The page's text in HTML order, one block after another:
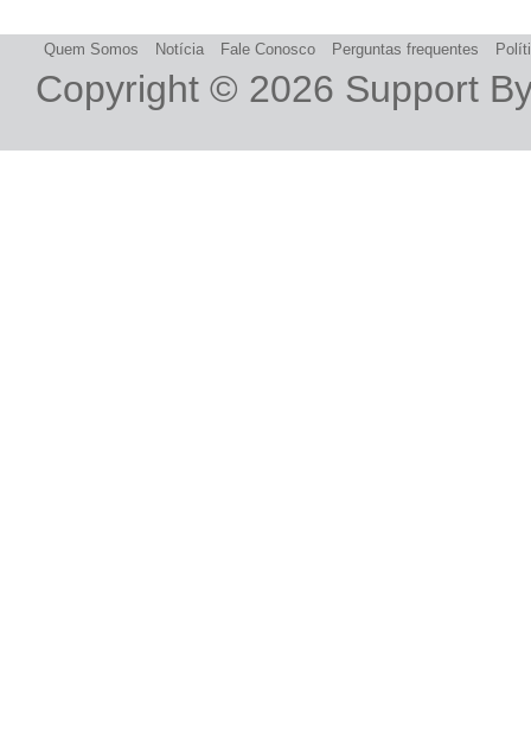
Quem Somos Notícia Fale Conosco Perguntas frequentes
Copyright © 2026 Support